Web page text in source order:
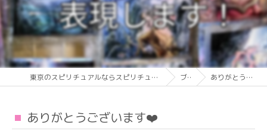
東京のスピリチュアルならスピリチュアルヒーリングセンター ビラブド ブログ ありがとうございます❤️
ありがとうございます❤️